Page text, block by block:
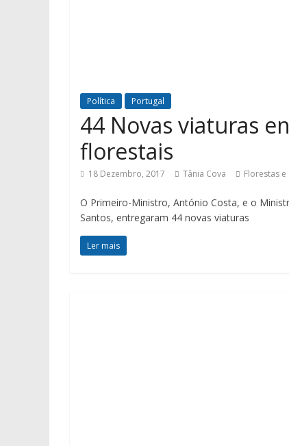
Política Portugal
44 Novas viaturas
florestais
18 Dezembro, 2017 Tânia Cova Florestas
O Primeiro-Ministro, António Costa, e o
Santos, entregaram 44 novas viaturas
Ler mais